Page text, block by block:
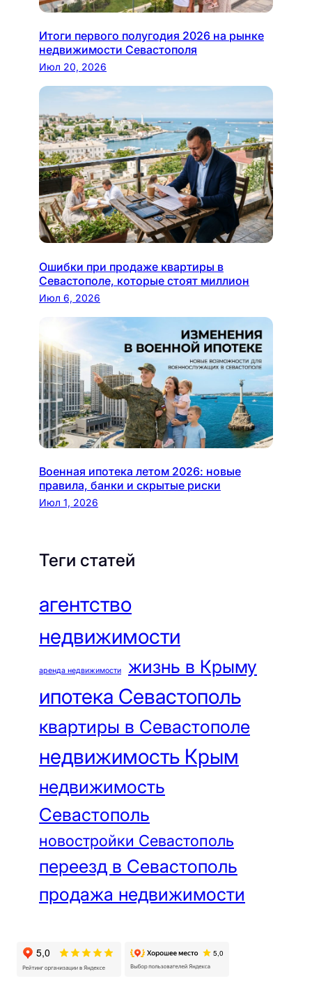
Итоги первого полугодия 2026 на рынке
недвижимости Севастополя
Июл 20, 2026
Ошибки при продаже квартиры в
Севастополе, которые стоят миллион
Июл 6, 2026
Военная ипотека летом 2026: новые
правила, банки и скрытые риски
Июл 1, 2026
Теги статей
агентство
недвижимости
аренда недвижимости жизнь в Крыму
ипотека Севастополь
квартиры в Севастополе
недвижимость Крым
недвижимость
Севастополь
новостройки Севастополь
переезд в Севастополь
продажа недвижимости